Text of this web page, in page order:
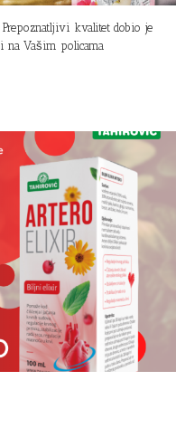
kvalitet dobio je
na Vašim policama